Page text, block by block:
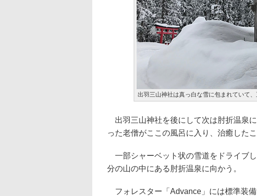
出羽三山神社は真っ白な雪に包まれていて
出羽三山神社を後にして次は肘折温泉
った老僧がここの風呂に入り、治癒した
一部シャーベット状の雪道をドライブ
分の山の中にある肘折温泉に向かう。
フォレスター「Advance」には標準装